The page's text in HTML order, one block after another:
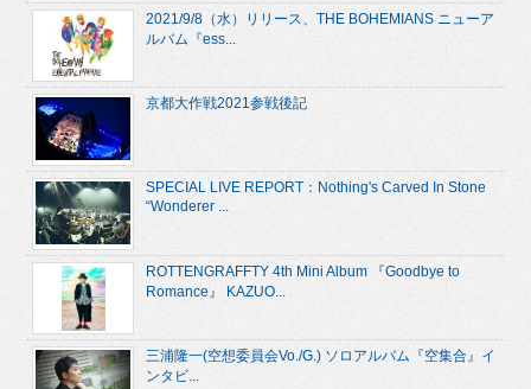
2021/9/8（水）リリース、THE BOHEMIANS ニューア
ルバム『ess...
京都大作戦2021参戦後記
SPECIAL LIVE REPORT：Nothing's Carved In Stone
“Wonderer ...
ROTTENGRAFFTY 4th Mini Album 『Goodbye to
Romance』 KAZUO...
三浦隆一(空想委員会Vo./G.) ソロアルバム『空集合』イ
ンタビ...